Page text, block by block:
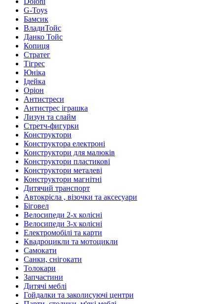
G-Toys
Бамсик
ВладиТойс
Данко Тойс
Копиця
Стратег
Тігрес
Юніка
Ідейка
Оріон
Антистреси
Антистрес іграшка
Лизун та слайм
Стретч-фигурки
Конструктори
Конструктора електроні
Конструктори для малюків
Конструктори пластикові
Конструктори металеві
Конструктори магнітні
Дитячий транспорт
Автокрісла , візочки та аксесуари
Біговел
Велосипеди 2-х колісні
Велосипеди 3-х колісні
Електромобілі та карти
Квадроцикли та мотоцикли
Самокати
Санки, снігокати
Толокари
Запчастини
Дитячі меблі
Гойдалки та заколисуючі центри